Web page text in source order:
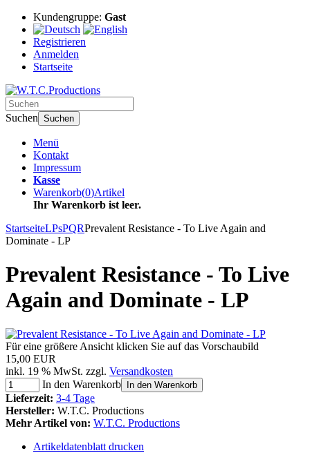
Kundengruppe: Gast
Registrieren
Anmelden
Startseite
Suchen Suchen
Menü
Kontakt
Impressum
Kasse
Warenkorb(0)Artikel
Ihr Warenkorb ist leer.
StartseiteLPsPQRPrevalent Resistance - To Live Again and
Dominate - LP
Prevalent Resistance - To Live
Again and Dominate - LP
Für eine größere Ansicht klicken Sie auf das Vorschaubild
15,00 EUR
inkl. 19 % MwSt. zzgl. Versandkosten
In den Warenkorb
In den Warenkorb
Lieferzeit: 3-4 Tage
Hersteller: W.T.C. Productions
Mehr Artikel von: W.T.C. Productions
Artikeldatenblatt drucken